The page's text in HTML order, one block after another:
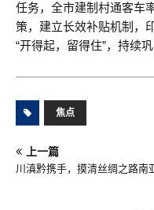
任务，全市建制村通客车
策，建立长效补贴机制，
“开得起，留得住”，持续
焦点
上一篇
川滇黔携手，摸清丝绸之路南